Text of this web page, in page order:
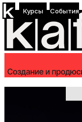
Курсы События